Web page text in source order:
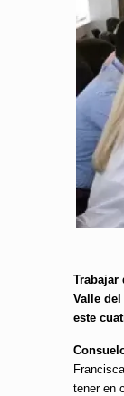
Trabajar
Valle
este
tener en